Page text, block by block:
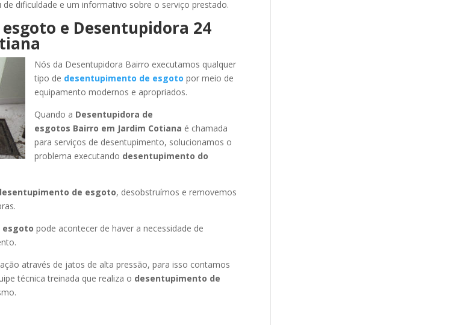
dificuldade e um informativo sobre o serviço prestado.
e Desentupidora 24
Nós da Desentupidora Bairro executamos qualquer
tipo de desentupimento de esgoto por meio de
equipamento modernos e apropriados.
Quando a Desentupidora de
esgotos Bairro em Jardim Cotiana é chamada
para serviços de desentupimento, solucionamos o
problema executando desentupimento do
de esgoto, desobstruímos e removemos
esgoto pode acontecer de haver a necessidade de
através de jatos de alta pressão, para isso contamos
técnica treinada que realiza o desentupimento de